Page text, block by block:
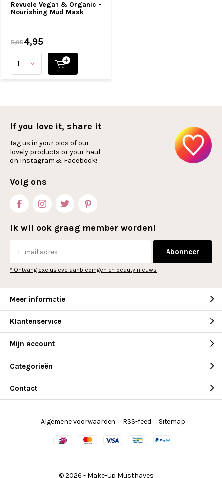
Revuele Vegan & Organic -
Nourishing Mud Mask
5,954,95
If you love it, share it
Tag us in your pics of our
lovely products or your haul
on Instagram & Facebook!
Volg ons
Ik wil ook graag member worden!
Abonneer
* Ontvang exclusieve aanbiedingen en beauty nieuws
Meer informatie
Klantenservice
Mijn account
Categorieën
Contact
© 2026 - Make-Up Musthaves
Algemene voorwaarden RSS-feed Sitemap